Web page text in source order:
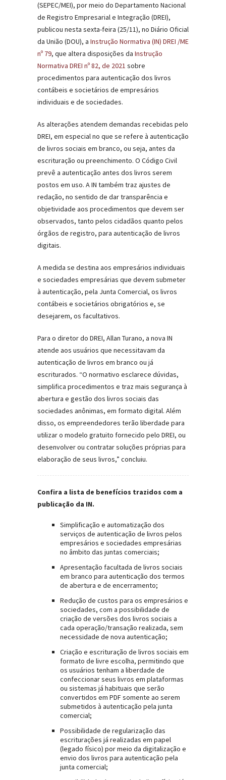
(SEPEC/MEI), por meio do Departamento Nacional
de Registro Empresarial e Integração (DREI),
publicou nesta sexta-feira (25/11), no Diário Oficial
da União (DOU), a Instrução Normativa (IN) DREI /ME
nº 79, que altera disposições da Instrução
Normativa DREI nº 82, de 2021 sobre
procedimentos para autenticação dos livros
contábeis e societários de empresários
individuais e de sociedades.
As alterações atendem demandas recebidas pelo
DREI, em especial no que se refere à autenticação
de livros sociais em branco, ou seja, antes da
escrituração ou preenchimento. O Código Civil
prevê a autenticação antes dos livros serem
postos em uso. A IN também traz ajustes de
redação, no sentido de dar transparência e
objetividade aos procedimentos que devem ser
observados, tanto pelos cidadãos quanto pelos
órgãos de registro, para autenticação de livros
digitais.
A medida se destina aos empresários individuais
e sociedades empresárias que devem submeter
à autenticação, pela Junta Comercial, os livros
contábeis e societários obrigatórios e, se
desejarem, os facultativos.
Para o diretor do DREI, Allan Turano, a nova IN
atende aos usuários que necessitavam da
autenticação de livros em branco ou já
escriturados. “O normativo esclarece dúvidas,
simplifica procedimentos e traz mais segurança à
abertura e gestão dos livros sociais das
sociedades anônimas, em formato digital. Além
disso, os empreendedores terão liberdade para
utilizar o modelo gratuito fornecido pelo DREI, ou
desenvolver ou contratar soluções próprias para
elaboração de seus livros,” concluiu.
Confira a lista de benefícios trazidos com a
publicação da IN.
Simplificação e automatização dos
serviços de autenticação de livros pelos
empresários e sociedades empresárias
no âmbito das juntas comerciais;
Apresentação facultada de livros sociais
em branco para autenticação dos termos
de abertura e de encerramento;
Redução de custos para os empresários e
sociedades, com a possibilidade de
criação de versões dos livros sociais a
cada operação/transação realizada, sem
necessidade de nova autenticação;
Criação e escrituração de livros sociais em
formato de livre escolha, permitindo que
os usuários tenham a liberdade de
confeccionar seus livros em plataformas
ou sistemas já habituais que serão
convertidos em PDF somente ao serem
submetidos à autenticação pela junta
comercial;
Possibilidade de regularização das
escriturações já realizadas em papel
(legado físico) por meio da digitalização e
envio dos livros para autenticação pela
junta comercial;